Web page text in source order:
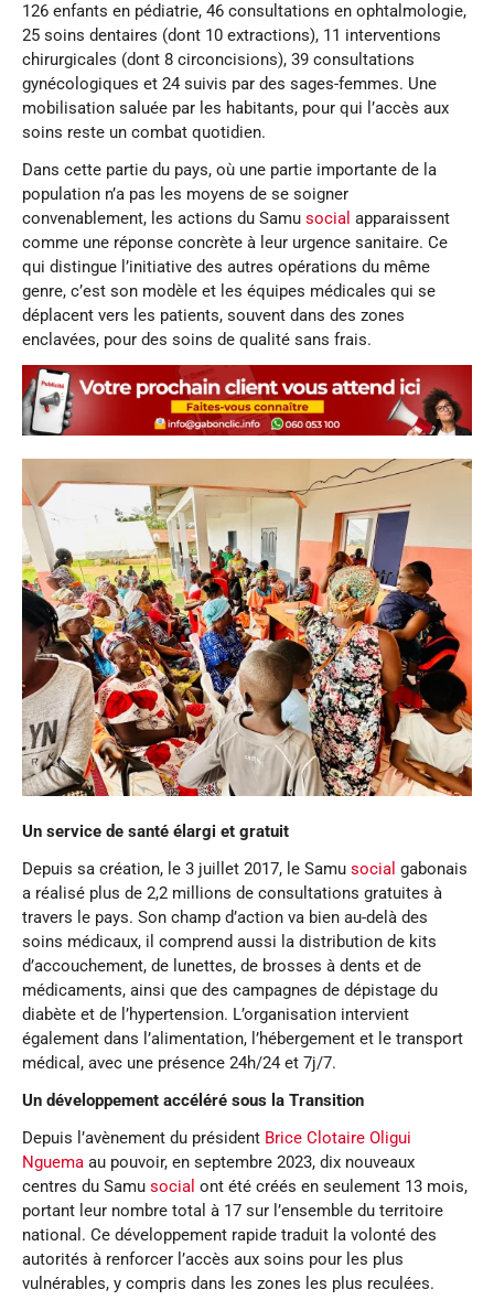
126 enfants en pédiatrie, 46 consultations en ophtalmologie,
25 soins dentaires (dont 10 extractions), 11 interventions
chirurgicales (dont 8 circoncisions), 39 consultations
gynécologiques et 24 suivis par des sages-femmes. Une
mobilisation saluée par les habitants, pour qui l’accès aux
soins reste un combat quotidien.
Dans cette partie du pays, où une partie importante de la
population n’a pas les moyens de se soigner
convenablement, les actions du Samu social apparaissent
comme une réponse concrète à leur urgence sanitaire. Ce
qui distingue l’initiative des autres opérations du même
genre, c’est son modèle et les équipes médicales qui se
déplacent vers les patients, souvent dans des zones
enclavées, pour des soins de qualité sans frais.
Un service de santé élargi et gratuit
Depuis sa création, le 3 juillet 2017, le Samu social gabonais
a réalisé plus de 2,2 millions de consultations gratuites à
travers le pays. Son champ d’action va bien au-delà des
soins médicaux, il comprend aussi la distribution de kits
d’accouchement, de lunettes, de brosses à dents et de
médicaments, ainsi que des campagnes de dépistage du
diabète et de l’hypertension. L’organisation intervient
également dans l’alimentation, l’hébergement et le transport
médical, avec une présence 24h/24 et 7j/7.
Un développement accéléré sous la Transition
Depuis l’avènement du président Brice Clotaire Oligui
Nguema au pouvoir, en septembre 2023, dix nouveaux
centres du Samu social ont été créés en seulement 13 mois,
portant leur nombre total à 17 sur l’ensemble du territoire
national. Ce développement rapide traduit la volonté des
autorités à renforcer l’accès aux soins pour les plus
vulnérables, y compris dans les zones les plus reculées.